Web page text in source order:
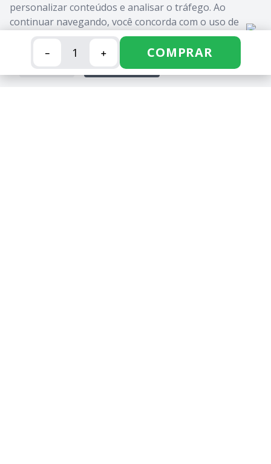
personalizar conteúdos e analisar o tráfego. Ao
continuar navegando, você concorda com o uso de
cookies. Saiba mais em nossaPolítica de Cookies.
ACEITAR
＋
－ COMPRAR
INSTITUCIONAL